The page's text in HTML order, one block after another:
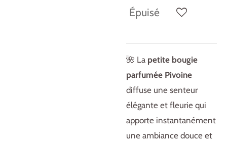
Épuisé
🌺 La petite bougie
parfumée Pivoine
diffuse une senteur
élégante et fleurie qui
apporte instantanément
une ambiance douce et